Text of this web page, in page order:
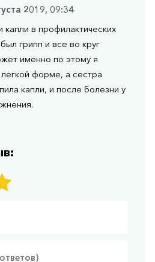
2019, 09:34
в профилактических
грипп и все во круг
именно по этому я
форме, а сестра
капли, и после болезни у